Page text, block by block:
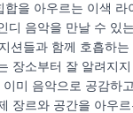
합을 아우르는 이색 라
디 음악을 만날 수 있
션들과 함께 호흡하는
장소부터 잘 알려지
미 음악으로 공감하
장르와 공간을 아우